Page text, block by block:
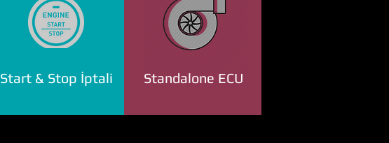
Start & Stop İptali Standalone ECU